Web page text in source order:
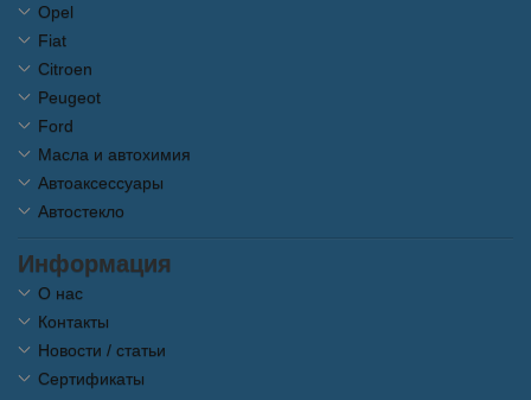
Opel
Fiat
Citroen
Peugeot
Ford
Масла и автохимия
Автоаксессуары
Автостекло
Информация
О нас
Контакты
Новости / статьи
Сертификаты